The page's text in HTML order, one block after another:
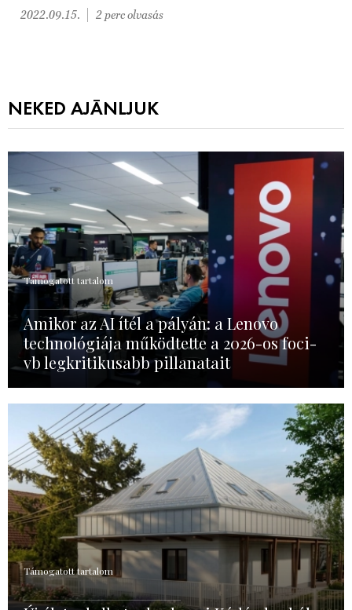
2022.09.15. 2 perc olvasás
NEKED AJÁNLJUK
Támogatott tartalom
Amikor az AI ítél a pályán: a Lenovo
technológiája működtette a 2026-os foci-
vb legkritikusabb pillanatait
Támogatott tartalom